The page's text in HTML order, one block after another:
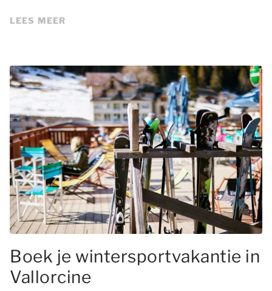
LEES MEER
Boek je wintersportvakantie in
Vallorcine